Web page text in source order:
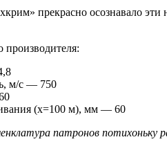
прекрасно осознавало эти
производителя:
м/с — 750
(х=100 м), мм — 60
патронов